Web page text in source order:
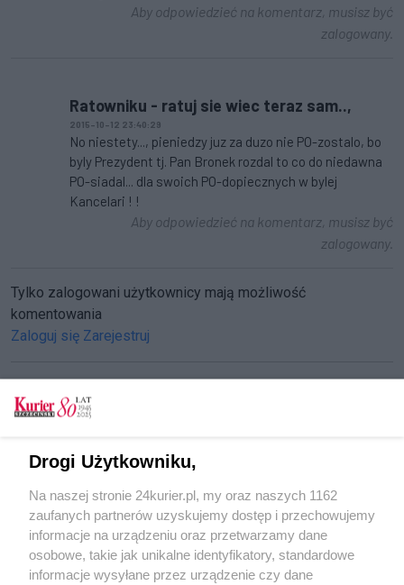
Aby odpowiedzieć na komentarz, musisz być
zalogowany.
Ratowniku - ratuj sie wiec teraz sam..,
2015-10-12 23:40:29
No niestety..., pieniedzy juz za duzo nie PO-zostalo, bo
byly Prezydent tj. Pan Bronek rozdal to co do niedawna
PO-siadal... dla swoich PO-dopiecznych w bylej
Kancelari ! !
Aby odpowiedzieć na komentarz, musisz być
zalogowany.
Tylko zalogowani użytkownicy mają możliwość
komentowania
Zaloguj się Zarejestruj
Ciągniki znów w Szczecinie
Sprzeciw wobec zabijania (galeria)
Cztery strajki dziennie
POGODA
Drogi Użytkowniku,
Na naszej stronie 24kurier.pl, my oraz naszych 1162
zaufanych partnerów uzyskujemy dostęp i przechowujemy
informacje na urządzeniu oraz przetwarzamy dane
osobowe, takie jak unikalne identyfikatory, standardowe
informacje wysyłane przez urządzenie czy dane